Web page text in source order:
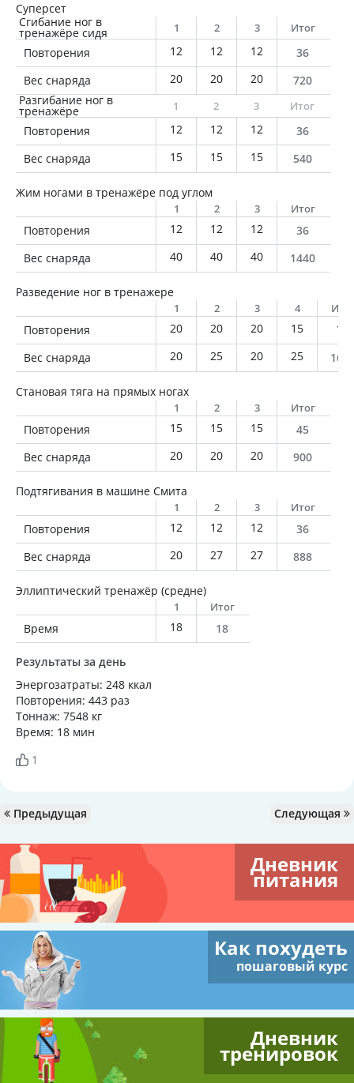
Суперсет
Сгибание ног в
тренажёре сидя 1 2 3 Итог
Повторения 12 12 12
36
Вес снаряда
20 20 20
720
Разгибание ног в
тренажёре 1 2 3 Итог
Повторения 12 12 12
36
Вес снаряда
15 15 15 540
Жим ногами в тренажёре под углом
1 2 3 Итог
Повторения 12 12 12
36
Вес снаряда
40 40 40 1440
Разведение ног в тренажере
1 2 3 4
Повторения 20 20 20 15
75
Вес снаряда
20 25 20 25
Становая тяга на прямых ногах
1 2 3 Итог
Повторения 15 15 15
45
Вес снаряда
20 20 20 900
Подтягивания в машине Смита
1 2 3 Итог
Повторения 12 12 12
36
Вес снаряда
20 27 27 888
Эллиптический тренажёр (средне)
1 Итог
Время 18 18
Результаты за день
Энергозатраты: 248 ккал
Повторения: 443 раз
Тоннаж: 7548 кг
Время: 18 мин
1
Предыдущая Следующая
Дневник
питания
Как похудеть
пошаговый курс
Дневник
тренировок